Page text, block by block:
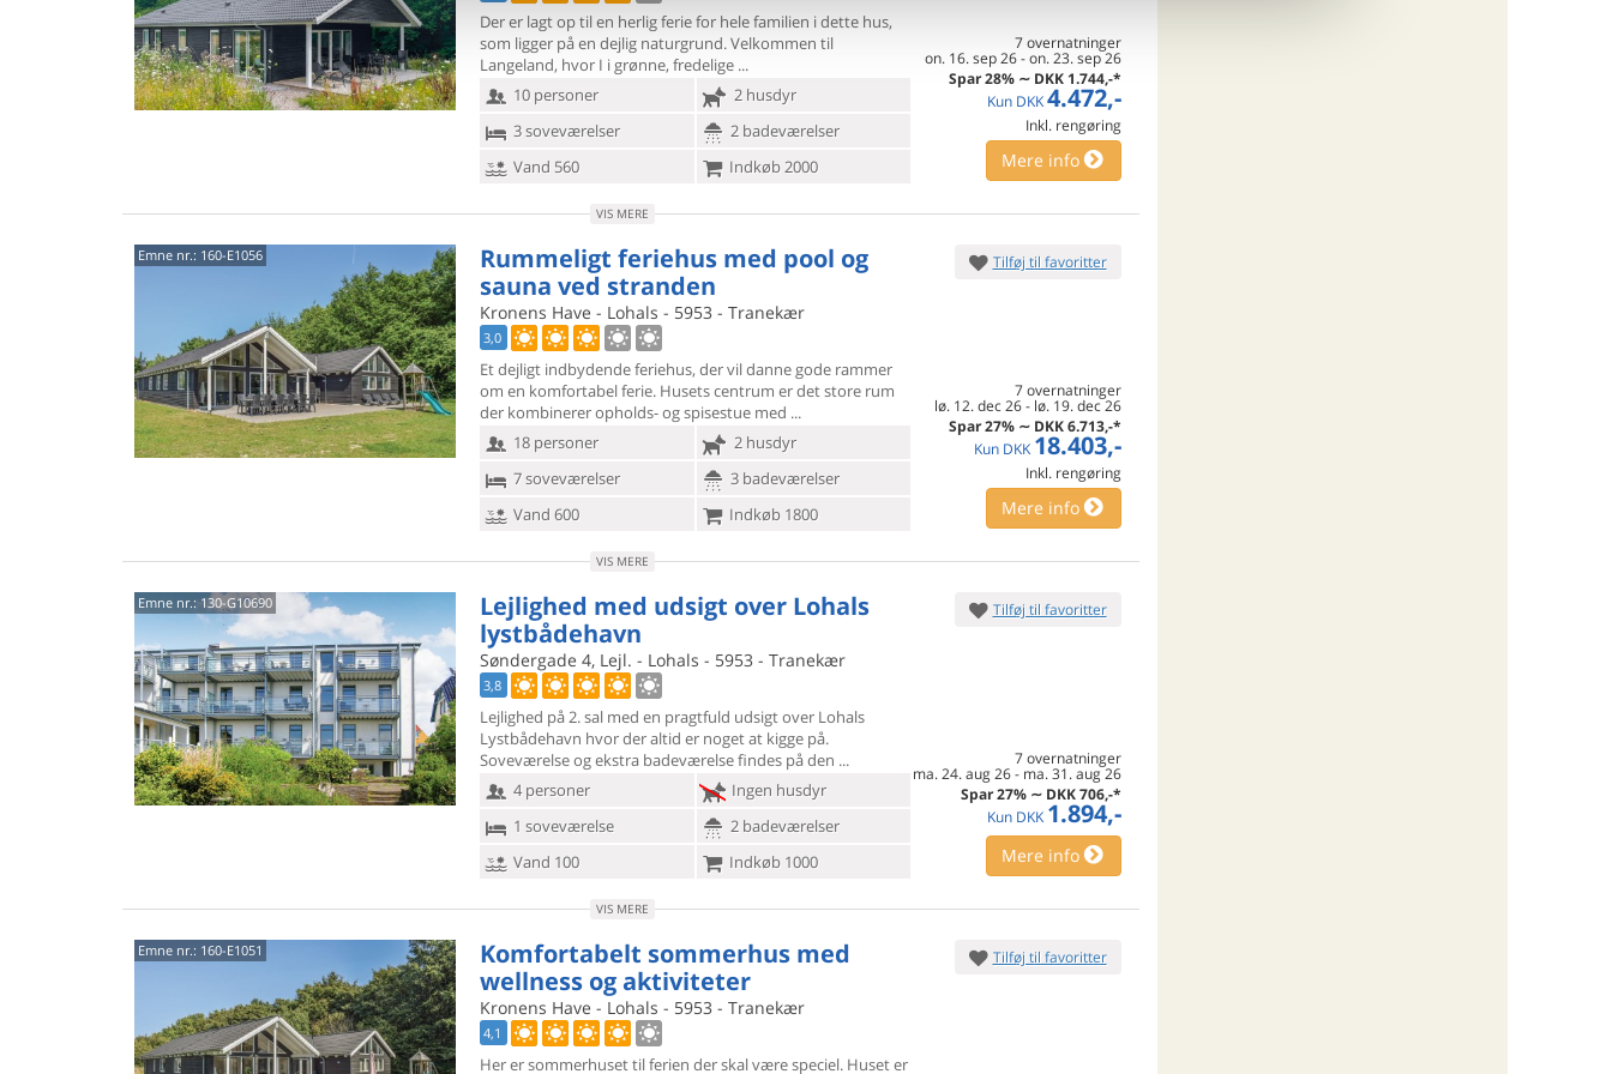
Der er lagt op til en herlig ferie for hele familien i dette hus,
som ligger påen dejlig naturgrund. Velkommen til
Langeland, hvor I i grønne, fredelige
10 personer
2 husdyr
3 soveværelser
2 badeværelser
Vand 560
Indkøb 2000
7 overnatninger
on. 16. sep 26-on. 23. sep 26
Spar 28% ∼ DKK 1.744,-*
Kun DKK 4.472,-
Inkl. rengøring
Mere info
VIS MERE
Emne nr.: 160-E1056
Rummeligt feriehus med pool og
sauna ved stranden
Kronens Have - Lohals - 5953 - Tranekær
3,0
Et dejligt indbydende feriehus, der vil danne gode rammer
om en komfortabelferie. Husets centrum er det store rum
der kombinerer opholds- og spisestue med
18 personer
2 husdyr
7 soveværelser
3 badeværelser
Vand 600
Indkøb 1800
Tilføj til favoritter
7 overnatninger
lø. 12. dec 26- lø. 19. dec 26
Spar 27% ∼ DKK 6.713,-*
Kun DKK 18.403,-
Inkl. rengøring
Mere info
VIS MERE
Emne nr.:130-G10690
Lejlighed med udsigt over Lohals
lystbådehavn
Søndergade 4, Lejl. - Lohals - 5953 - Tranekær
3,8
Lejlighed på 2. sal med en pragtfuld udsigt over Lohals
Lystbådehavn hvor deraltid er noget at kigge på.
Soveværelse og ekstra badeværelse findes på den
4 personer
Ingen husdyr
1 soveværelse
2 badeværelser
Vand 100
Indkøb 1000
Tilføj til favoritter
7 overnatninger
ma. 24. aug 26- ma. 31. aug 26
Spar 27% ∼ DKK 706,-*
Kun DKK 1.894,-
Mere info
VIS MERE
Emne nr.: 160-E1051
Komfortabelt sommerhus med
wellness og aktiviteter
Kronens Have - Lohals - 5953 - Tranekær
4,1
Her er sommerhuset til ferien der skal være speciel. Huset er
Tilføj til favoritter